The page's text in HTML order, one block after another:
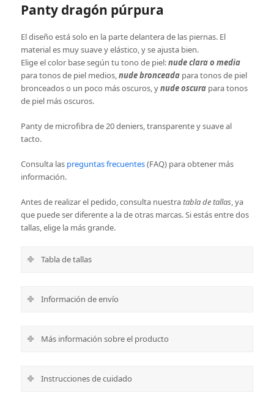
Panty dragón púrpura
El diseño está solo en la parte delantera de las piernas. El
material es muy suave y elástico, y se ajusta bien.
Elige el color base según tu tono de piel:nude clara o media
para tonos de piel medios,nude bronceadapara tonos de piel
bronceados o un poco más oscuros, ynude oscurapara tonos
de piel más oscuros.
Panty de microfibra de 20 deniers, transparente y suave al
tacto.
Consulta las preguntas frecuentes(FAQ) para obtener más
información.
Antes de realizar el pedido, consulta nuestratabla de tallas, ya
que puede ser diferente a la de otras marcas. Si estás entre dos
tallas, elige la más grande.
Tabla de tallas
Información de envío
Más información sobre el producto
Instrucciones de cuidado